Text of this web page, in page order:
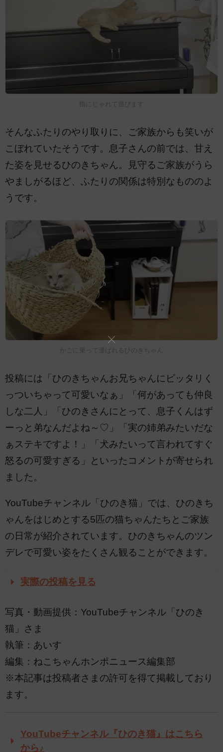
指にじゃれて遊びます
そんなふたりのやり取りに、ご家族からも笑いが
こぼれていたそうです。息子さんの前では、甘え
た姿を見せるひのきちゃん。見守るご家族がうら
やましがるほど、ふたりの関係は特別なもののよ
うです。
かごに乗って運ばれるひのきちゃん
投稿には「ひのきちゃんお兄ちゃんにピッタリく
っついちゃって可愛いなぁ」「何があっても仲良
しな二人」「ひのきさんにとって、息子くんはず
ーっと弟なんだよね～♡」「実の姉弟みたいだな
ぁステキですよ！」「犬みたいって言われてすぐ
怒るの可愛すぎる」といったコメントが寄せられ
ました。
YouTubeチャンネル「ひのき猫」では、ひのきち
ゃんをはじめとする5匹の猫ちゃんたちとご家族
の日常が紹介されています。ひのきちゃんのツン
デレで可愛い姿をたくさん観ることができます。
実際の投稿を見る
写真・動画提供：YouTubeチャンネル「ひのき
猫」さま
執筆：あいす
編集：ねこちゃんホンポニュース編集部
※本記事は投稿者さまの許可を得て掲載しており
ます。
YouTubeチャンネル『ひのき猫』はこちら
から♪